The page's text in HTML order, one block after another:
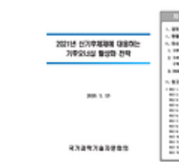
형(동향분석 및 문제도출, 사업추진 당위
표, 추진방안)을 개발하고 국가과학 기술
업에 대한 평가를 진행할 수 있는 시스템을
처에서 추진예정인 신규사업의 심의 평가
및 과학기술 자문회의, KISTEP, KETEP
산심의·평가를 위한 업무 협조 진행 중소
활용하여 과학기술정보통신부, 산업통상
4개 주요부처의 27개 R&D 신규사업 기획